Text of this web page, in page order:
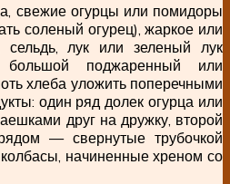
свежие огурцы или помидоры
соленый огурец), жаркое или
сельдь, лук или зеленый лук
поджаренный или
хлеба уложить поперечными
один ряд долек огурца или
друг на дружку, второй
— свернутые трубочкой
начиненные хреном со